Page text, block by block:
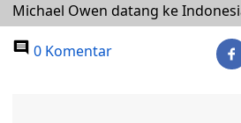
Michael Owen datang ke
0 Komentar